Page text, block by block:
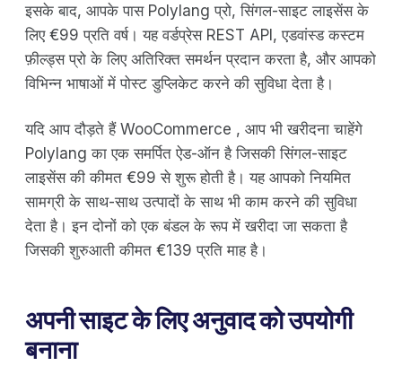
इसके बाद, आपके पास Polylang प्रो, सिंगल-साइट लाइसेंस के
लिए €99 प्रति वर्ष। यह वर्डप्रेस REST API, एडवांस्ड कस्टम
फ़ील्ड्स प्रो के लिए अतिरिक्त समर्थन प्रदान करता है, और आपको
विभिन्न भाषाओं में पोस्ट डुप्लिकेट करने की सुविधा देता है।
यदि आप दौड़ते हैं WooCommerce , आप भी खरीदना चाहेंगे
Polylang का एक समर्पित ऐड-ऑन है जिसकी सिंगल-साइट
लाइसेंस की कीमत €99 से शुरू होती है। यह आपको नियमित
सामग्री के साथ-साथ उत्पादों के साथ भी काम करने की सुविधा
देता है। इन दोनों को एक बंडल के रूप में खरीदा जा सकता है
जिसकी शुरुआती कीमत €139 प्रति माह है।
अपनी साइट के लिए अनुवाद को उपयोगी
बनाना